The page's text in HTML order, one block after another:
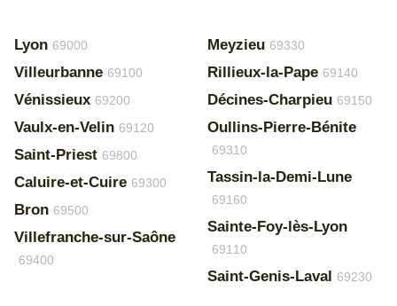
Lyon 69000
Villeurbanne 69100
Vénissieux 69200
Vaulx-en-Velin 69120
Saint-Priest 69800
Caluire-et-Cuire 69300
Bron 69500
Villefranche-sur-Saône
69400
Meyzieu 69330
Rillieux-la-Pape 69140
Décines-Charpieu 69150
Oullins-Pierre-Bénite
69310
Tassin-la-Demi-Lune
69160
Sainte-Foy-lès-Lyon
69110
Saint-Genis-Laval 69230